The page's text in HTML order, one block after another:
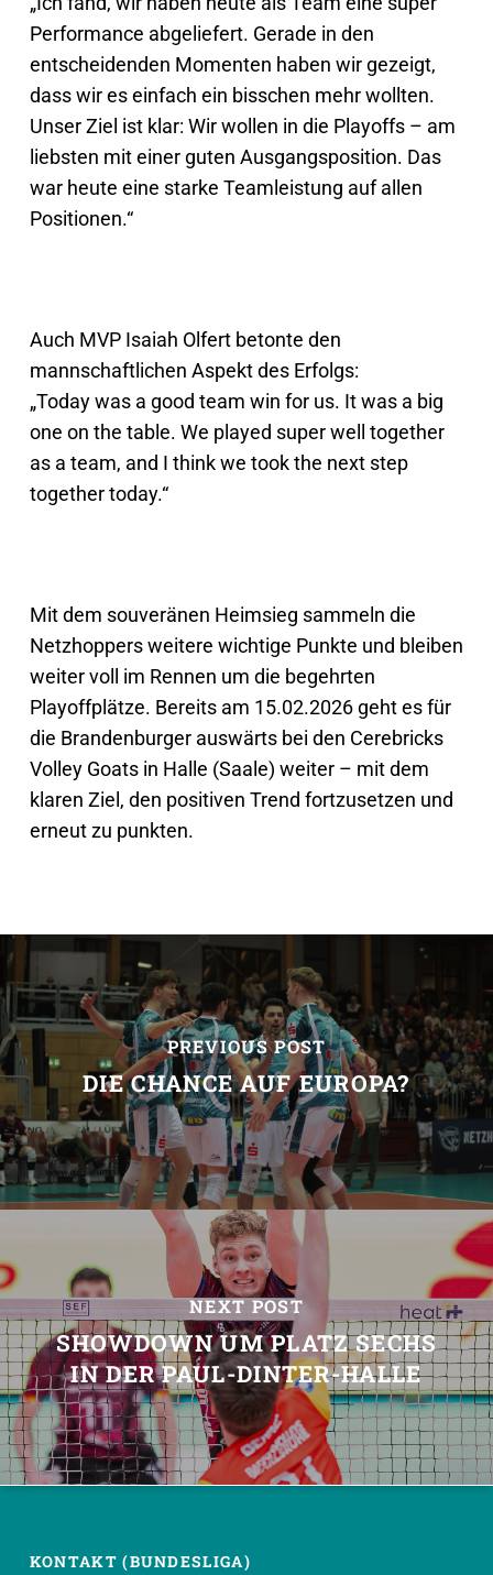
Performance abgeliefert. Gerade in den
entscheidenden Momenten haben wir gezeigt,
dass wir es einfach ein bisschen mehr wollten.
Unser Ziel ist klar: Wir wollen in die Playoffs – am
liebsten mit einer guten Ausgangsposition. Das
war heute eine starke Teamleistung auf allen
Positionen.“
Auch MVP Isaiah Olfert betonte den
mannschaftlichen Aspekt des Erfolgs:
„Today was a good team win for us. It was a big
one on the table. We played super well together
as a team, and I think we took the next step
together today.“
Mit dem souveränen Heimsieg sammeln die
Netzhoppers weitere wichtige Punkte und bleiben
weiter voll im Rennen um die begehrten
Playoffplätze. Bereits am 15.02.2026 geht es für
die Brandenburger auswärts bei den Cerebricks
Volley Goats in Halle (Saale) weiter – mit dem
klaren Ziel, den positiven Trend fortzusetzen und
erneut zu punkten.
PREVIOUS POST
DIE CHANCE AUF EUROPA?
NEXT POST
SHOWDOWN UM PLATZ SECHS
IN DER PAUL-DINTER-HALLE
KONTAKT (BUNDESLIGA)